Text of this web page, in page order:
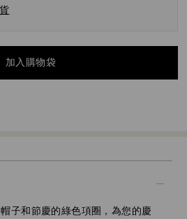
加入購物袋
子和節慶的綠色項圈，為您的慶